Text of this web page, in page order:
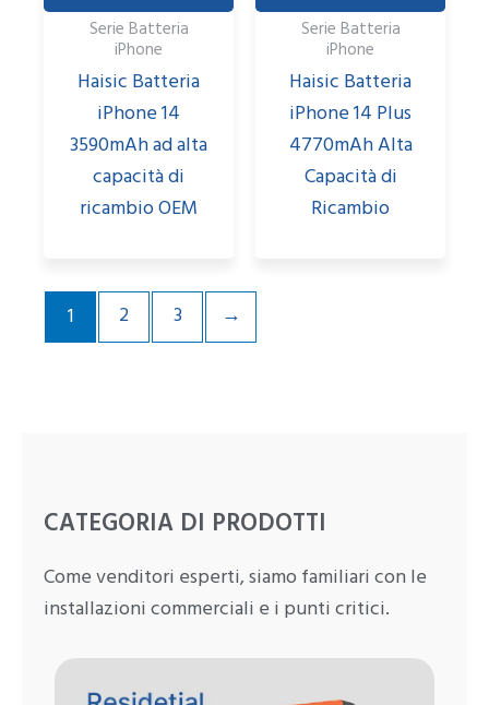
Serie Batteria
iPhone
Haisic Batteria
iPhone 14
3590mAh ad alta
capacità di
ricambio OEM
Serie Batteria
iPhone
Haisic Batteria
iPhone 14 Plus
4770mAh Alta
Capacità di
Ricambio
1 2 3 →
CATEGORIA DI PRODOTTI
Come venditori esperti, siamo familiari con le
installazioni commerciali e i punti critici.